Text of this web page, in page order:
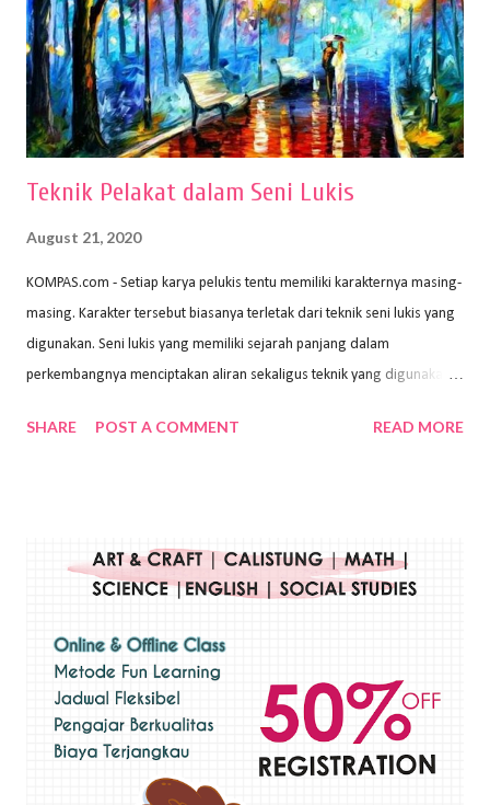
adalah tidak mudah sobek, mengingat menggambar merupakan
proses menggores dan menghapus. Kertas adalah bahan yang paling
ideal digunakan untuk menggambar. Dalam menggambar
menggunakan pen...
Teknik Pelakat dalam Seni Lukis
August 21, 2020
KOMPAS.com - Setiap karya pelukis tentu memiliki karakternya masing-
masing. Karakter tersebut biasanya terletak dari teknik seni lukis yang
digunakan. Seni lukis yang memiliki sejarah panjang dalam
perkembangnya menciptakan aliran sekaligus teknik yang digunakan.
Wayan Kun Adnyana, teknik yang berbeda tentunya akan
menggunakan bahan dasar cat air, cat akrilik, atau cat minyak dengan
sapuan warna cat yang tebal. Dengan memberikan sapuan warna
pelukis untuk menghasilkan lukisan yang mempesona dan tentunya
bernilai tinggi. Ciri teknik plakat Ciri-ciri teknik plakat, yaitu: Sapuan
warna yang kental dan tebal. Hasil lukisan menutupi seluruh bagian
medianya Mem...
SHARE POST A COMMENT READ MORE